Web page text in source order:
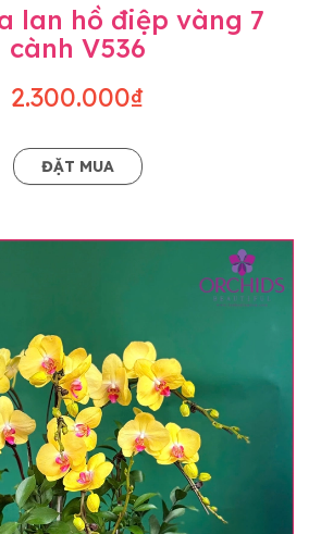
lan hồ điệp vàng 7
cành V536
2.300.000₫
ĐẶT MUA